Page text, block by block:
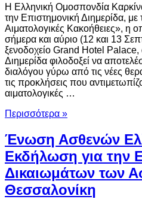
Η Ελληνική Ομοσπονδία
την Επιστημονική Διημερίδα, με
Αιματολογικές Κακοήθειες», η
σήμερα και αύριο (12 και 13
ξενοδοχείο Grand Hotel
Διημερίδα φιλοδοξεί να
διαλόγου γύρω από τις νέες
τις προκλήσεις που
αιματολογικές …
Περισσότερα »
Ένωση Ασθενών
Εκδήλωση για την
Δικαιωμάτων των
Θεσσαλονίκη